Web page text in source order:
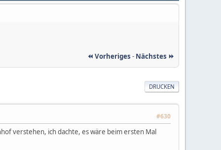
⏪ Vorheriges - Nächstes ⏩
DRUCKEN
#630
verstehen, ich dachte, es wäre beim ersten Mal